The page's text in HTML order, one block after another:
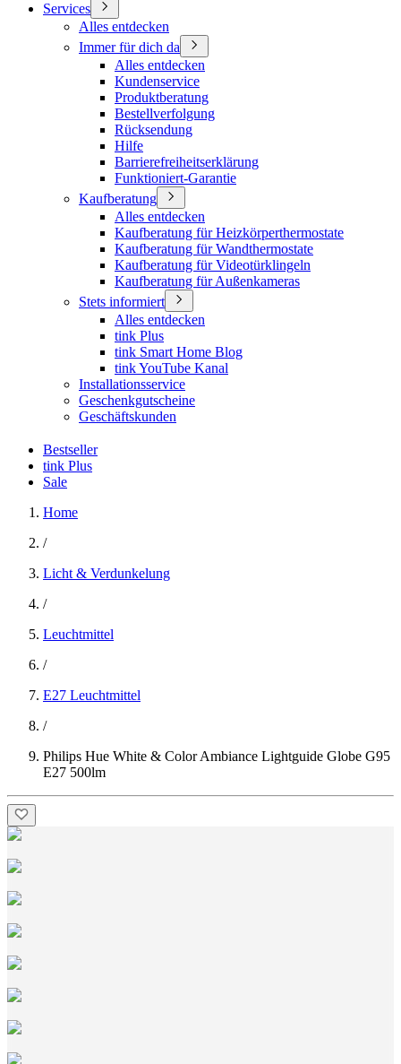
Services
Alles entdecken
Immer für dich da
Alles entdecken
Kundenservice
Produktberatung
Bestellverfolgung
Rücksendung
Hilfe
Barrierefreiheitserklärung
Funktioniert-Garantie
Kaufberatung
Alles entdecken
Kaufberatung für Heizkörperthermostate
Kaufberatung für Wandthermostate
Kaufberatung für Videotürklingeln
Kaufberatung für Außenkameras
Stets informiert
Alles entdecken
tink Plus
tink Smart Home Blog
tink YouTube Kanal
Installationsservice
Geschenkgutscheine
Geschäftskunden
Bestseller
tink Plus
Sale
Home
/
Licht & Verdunkelung
/
Leuchtmittel
/
E27 Leuchtmittel
/
Philips Hue White & Color Ambiance Lightguide Globe G95
E27 500lm